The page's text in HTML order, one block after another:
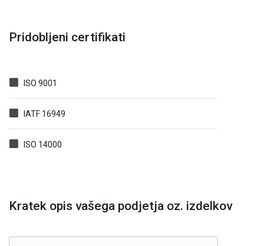
Pridobljeni certifikati
ISO 9001
IATF 16949
ISO 14000
Kratek opis vašega podjetja oz. izdelkov